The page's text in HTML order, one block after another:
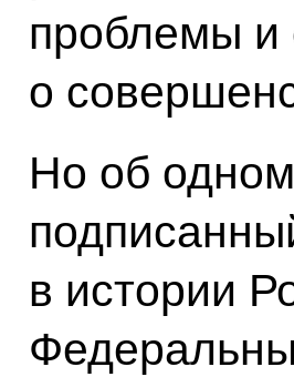
проблемы и
о
Но об
в истории